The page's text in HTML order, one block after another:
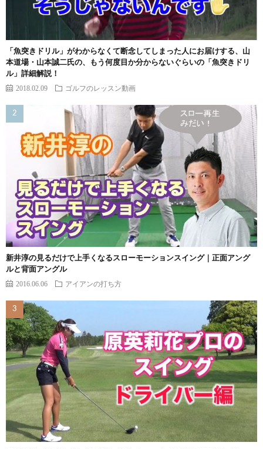
「魚突きドリル」がわからなくて断念してしまった人にお届けする、山
本道場・山本誠二氏の、もう何度目か分からないぐらいの「魚突きドリ
ル」詳細解説！
2018.02.09 ゴルフのレッスン動画
新井淳の見るだけで上手くなるスローモーションスイング｜正面アング
ルと背面アングル
2016.06.06 アイアンの打ち方